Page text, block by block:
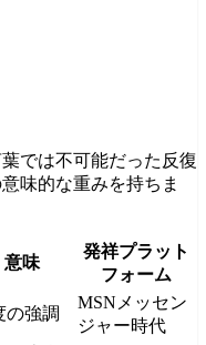
では不可能だった反復
味的な重みを持ちま
意味
発祥プラット
フォーム
の強調
MSNメッセン
ジャー時代